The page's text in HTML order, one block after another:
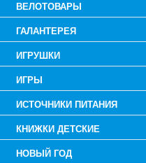
ВЕЛОТОВАРЫ
ГАЛАНТЕРЕЯ
ИГРУШКИ
ИГРЫ
ИСТОЧНИКИ ПИТАНИЯ
КНИЖКИ ДЕТСКИЕ
НОВЫЙ ГОД